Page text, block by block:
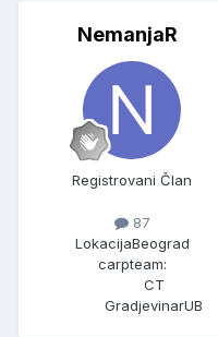
NemanjaR
Registrovani Član
87
LokacijaBeograd
carpteam:
CT
GradjevinarUB